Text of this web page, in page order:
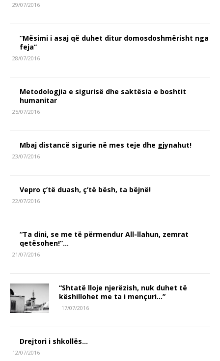
29/07/2016
“Mësimi i asaj që duhet ditur domosdoshmërisht nga
feja”
28/07/2016
Metodologjia e sigurisë dhe saktësia e boshtit
humanitar
25/07/2016
Mbaj distancë sigurie në mes teje dhe gjynahut!
23/07/2016
Vepro ç’të duash, ç’të bësh, ta bëjnë!
22/07/2016
“Ta dini, se me të përmendur All-llahun, zemrat
qetësohen!”…
21/07/2016
“Shtatë lloje njerëzish, nuk duhet të
këshillohet me ta i mençuri…”
17/07/2016
Drejtori i shkollës…
12/07/2016